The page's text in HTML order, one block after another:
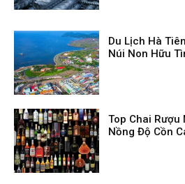
Du Lịch Hà
Núi Non Hữu
Top Chai Rượu
Nồng Độ Cồn